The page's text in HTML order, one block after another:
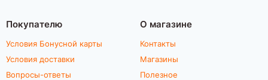
Покупателю
Условия Бонусной карты
Условия доставки
Вопросы-ответы
О магазине
Контакты
Магазины
Полезное